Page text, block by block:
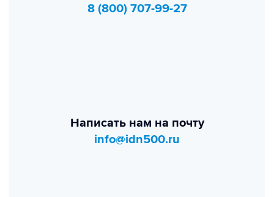
8 (800) 707-99-27
Написать нам на почту
info@idn500.ru